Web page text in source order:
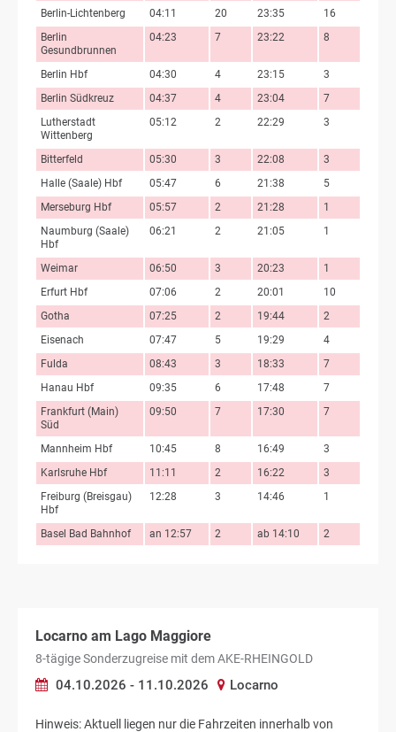
Berlin-Lichtenberg 04:11 20 23:35
16
Berlin
Gesundbrunnen
04:23 7 23:22 8
Berlin Hbf 04:30 4 23:15
3
Berlin Südkreuz
04:37 4 23:04
7
Lutherstadt
Wittenberg
05:12 2 22:29 3
Bitterfeld 05:30 3 22:08
3
Halle (Saale) Hbf
05:47 6 21:38
5
Merseburg Hbf
05:57 2 21:28
1
Naumburg (Saale)
Hbf
06:21 2 21:05 1
Weimar 06:50 3 20:23
1
Erfurt Hbf
07:06 2 20:01
10
Gotha
07:25 2 19:44
2
Eisenach
07:47 5 19:29
4
Fulda
08:43 3 18:33
7
Hanau Hbf
09:35 6 17:48
7
Frankfurt (Main)
Süd
09:50 7 17:30 7
Mannheim Hbf 10:45 8 16:49
3
Karlsruhe Hbf
11:11 2 16:22
3
Freiburg (Breisgau)
Hbf
12:28 3 14:46 1
Basel Bad Bahnhof an 12:57 2 ab 14:10 2
Locarno am Lago Maggiore
8-tägige Sonderzugreise mit dem AKE-RHEINGOLD
04.10.2026 - 11.10.2026 Locarno
Hinweis: Aktuell liegen nur die Fahrzeiten innerhalb von